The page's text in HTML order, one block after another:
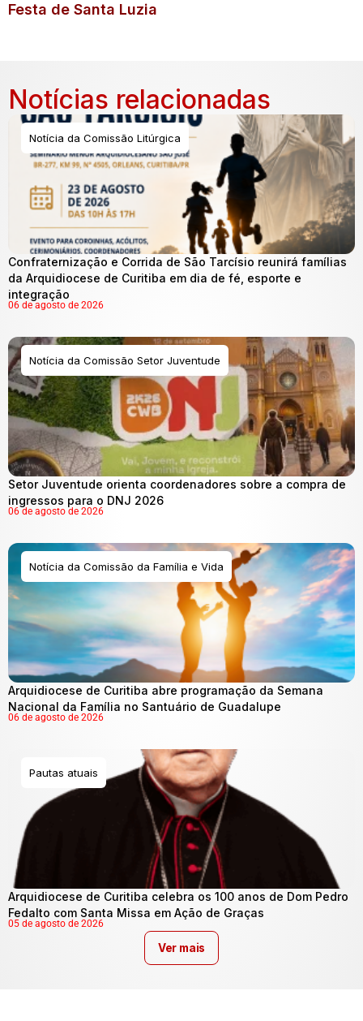
Festa de Santa Luzia
Notícias relacionadas
Notícia da Comissão Litúrgica
Confraternização e Corrida de São Tarcísio reunirá famílias
da Arquidiocese de Curitiba em dia de fé, esporte e
integração
06 de agosto de 2026
Notícia da Comissão Setor Juventude
Setor Juventude orienta coordenadores sobre a compra de
ingressos para o DNJ 2026
06 de agosto de 2026
Notícia da Comissão da Família e Vida
Arquidiocese de Curitiba abre programação da Semana
Nacional da Família no Santuário de Guadalupe
06 de agosto de 2026
Pautas atuais
Arquidiocese de Curitiba celebra os 100 anos de Dom Pedro
Fedalto com Santa Missa em Ação de Graças
05 de agosto de 2026
Ver mais